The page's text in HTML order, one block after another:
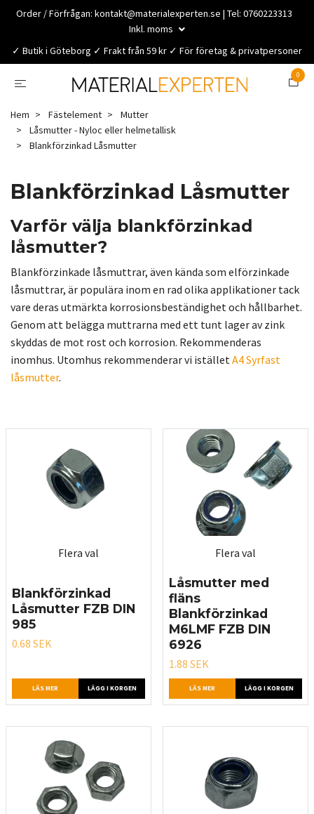
Order / Förfrågan: kontakt@materialexperten.se | Tel: 0760223313
Inkl. moms
✓ Butik i Göteborg ✓ Frakt från 59 kr ✓ För företag & privatpersoner
0
Hem Fästelement
Mutter
Låsmutter - Nyloc eller helmetallisk
Blankförzinkad Låsmutter
Blankförzinkad Låsmutter
Varför välja blankförzinkad
låsmutter?
Blankförzinkade låsmuttrar, även kända som elförzinkade
låsmuttrar, är populära inom en rad olika applikationer tack
vare deras utmärkta korrosionsbeständighet och hållbarhet.
Genom att belägga muttrarna med ett tunt lager av zink
skyddas de mot rost och korrosion. Rekommenderas
inomhus. Utomhus rekommenderar vi iställetA4 Syrfast
låsmutter.
Flera val
Blankförzinkad
Låsmutter FZB DIN
985
0.68 SEK
LÄS MER LÄGG I KORGEN
Flera val
Låsmutter med
fläns
Blankförzinkad
M6LMF FZB DIN
6926
1.88 SEK
LÄS MER LÄGG I KORGEN